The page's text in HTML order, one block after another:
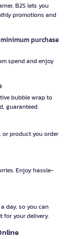
B2S lets you
promotions and
purchase
spend and enjoy
bubble wrap to
guaranteed.
or product you order
Enjoy hassle-
day, so you can
for your delivery.